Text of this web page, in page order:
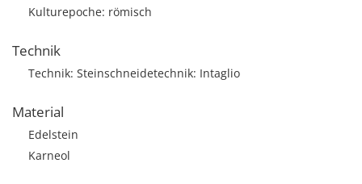
Kulturepoche: römisch
Technik
Technik: Steinschneidetechnik: Intaglio
Material
Edelstein
Karneol